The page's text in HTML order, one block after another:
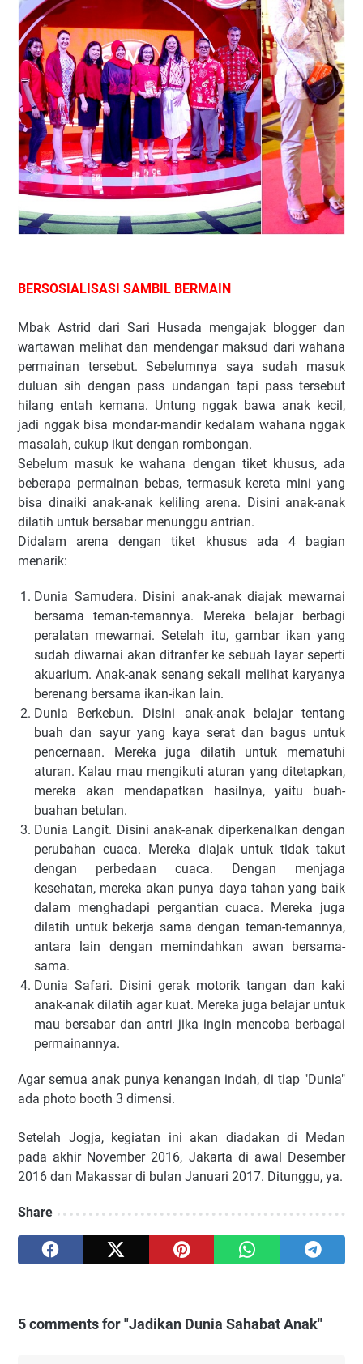
BERSOSIALISASI SAMBIL BERMAIN
Mbak Astrid dari Sari Husada mengajak blogger dan
wartawan melihat dan mendengar maksud dari wahana
permainan tersebut. Sebelumnya saya sudah masuk
duluan sih dengan pass undangan tapi pass tersebut
hilang entah kemana. Untung nggak bawa anak kecil,
jadi nggak bisa mondar-mandir kedalam wahana nggak
masalah, cukup ikut dengan rombongan.
Sebelum masuk ke wahana dengan tiket khusus, ada
beberapa permainan bebas, termasuk kereta mini yang
bisa dinaiki anak-anak keliling arena. Disini anak-anak
dilatih untuk bersabar menunggu antrian.
Didalam arena dengan tiket khusus ada 4 bagian
menarik:
Dunia Samudera. Disini anak-anak diajak mewarnai
bersama teman-temannya. Mereka belajar berbagi
peralatan mewarnai. Setelah itu, gambar ikan yang
sudah diwarnai akan ditranfer ke sebuah layar seperti
akuarium. Anak-anak senang sekali melihat karyanya
berenang bersama ikan-ikan lain.
Dunia Berkebun. Disini anak-anak belajar tentang
buah dan sayur yang kaya serat dan bagus untuk
pencernaan. Mereka juga dilatih untuk mematuhi
aturan. Kalau mau mengikuti aturan yang ditetapkan,
mereka akan mendapatkan hasilnya, yaitu buah-
buahan betulan.
Dunia Langit. Disini anak-anak diperkenalkan dengan
perubahan cuaca. Mereka diajak untuk tidak takut
dengan perbedaan cuaca. Dengan menjaga
kesehatan, mereka akan punya daya tahan yang baik
dalam menghadapi pergantian cuaca. Mereka juga
dilatih untuk bekerja sama dengan teman-temannya,
antara lain dengan memindahkan awan bersama-
sama.
Dunia Safari. Disini gerak motorik tangan dan kaki
anak-anak dilatih agar kuat. Mereka juga belajar untuk
mau bersabar dan antri jika ingin mencoba berbagai
permainannya.
Agar semua anak punya kenangan indah, di tiap "Dunia"
ada photo booth 3 dimensi.
Setelah Jogja, kegiatan ini akan diadakan di Medan
pada akhir November 2016, Jakarta di awal Desember
2016 dan Makassar di bulan Januari 2017. Ditunggu, ya.
Share
5 comments for "Jadikan Dunia Sahabat Anak"